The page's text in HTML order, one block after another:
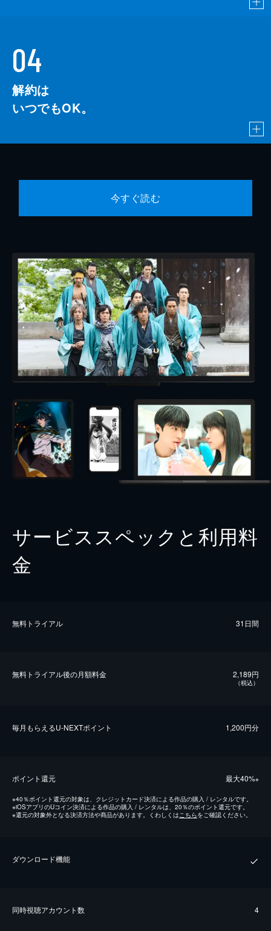
04
解約は
いつでもOK。
今すぐ読む
サービススペックと利用料
金
無料トライアル 31日間
無料トライアル後の⽉額料金 2,189円
（税込）
毎⽉もらえるU-NEXTポイント 1,200円分
ポイント還元 最⼤40%※
※40％ポイント還元の対象は、クレジットカード決済による作品の購入 / レンタルです。
※iOSアプリのUコイン決済による作品の購入 / レンタルは、20％のポイント還元です。
※還元の対象外となる決済方法や商品があります。くわしくはこちらをご確認ください。
ダウンロード機能
同時視聴アカウント数 4